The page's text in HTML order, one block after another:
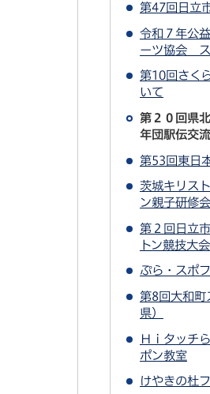
第47回日立
令和７年公
ーツ協会 ス
第10回さく
いて
第２０回県
年団駅伝交
第53回東日
茨城キリス
ン親子研修会
第２回日立
トン競技大
ぷら・スポ
第8回大和町
県）
Ｈｉタッチ
ポン教室
けやきの杜